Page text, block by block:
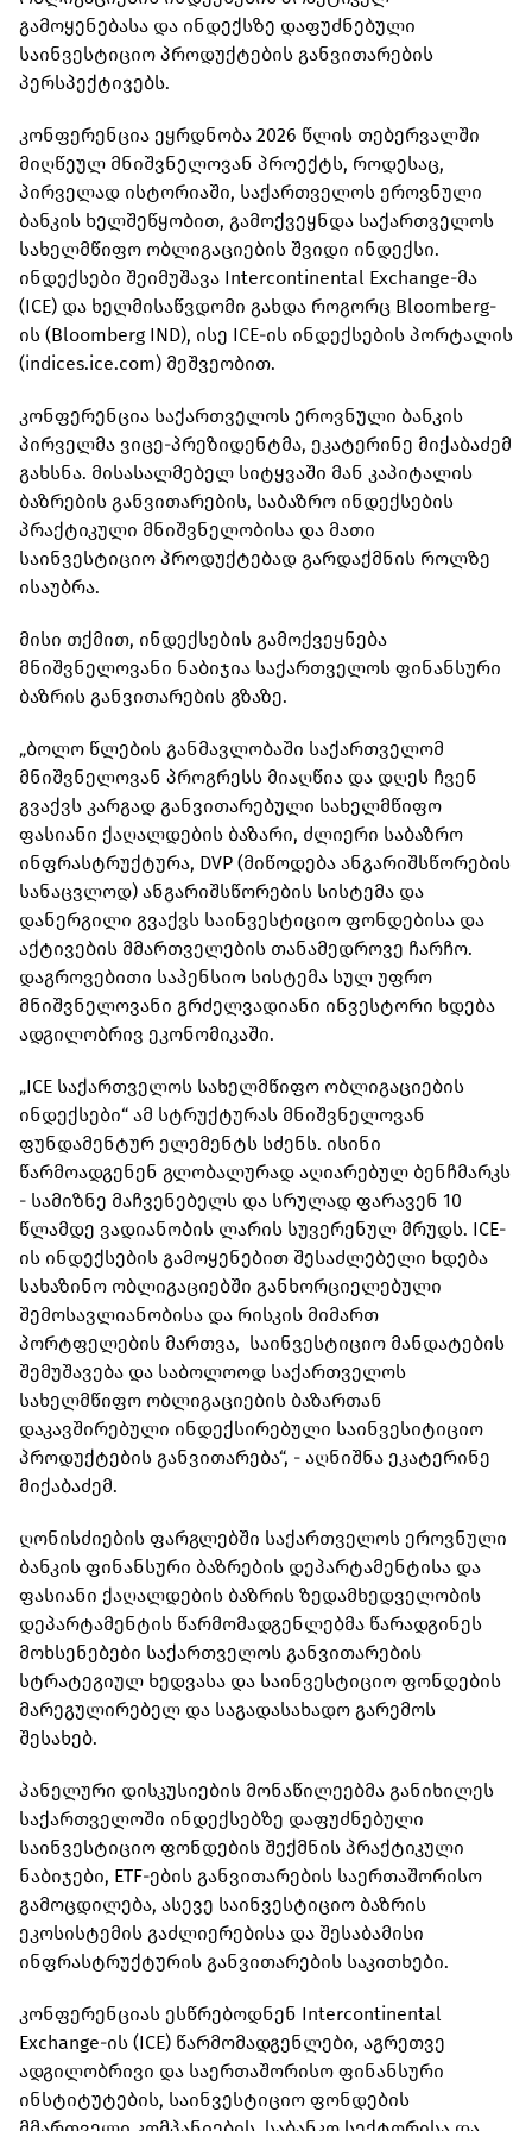
გამოყენებასა და ინდექსზე დაფუძნებული
საინვესტიციო პროდუქტების განვითარების
პერსპექტივებს.
კონფერენცია ეყრდნობა 2026 წლის თებერვალში
მიღწეულ მნიშვნელოვან პროექტს, როდესაც,
პირველად ისტორიაში, საქართველოს ეროვნული
ბანკის ხელშეწყობით, გამოქვეყნდა საქართველოს
სახელმწიფო ობლიგაციების შვიდი ინდექსი.
ინდექსები შეიმუშავა Intercontinental Exchange-მა
(ICE) და ხელმისაწვდომი გახდა როგორც Bloomberg-
ის (Bloomberg IND), ისე ICE-ის ინდექსების პორტალის
(indices.ice.com) მეშვეობით.
კონფერენცია საქართველოს ეროვნული ბანკის
პირველმა ვიცე-პრეზიდენტმა, ეკატერინე მიქაბაძემ
გახსნა. მისასალმებელ სიტყვაში მან კაპიტალის
ბაზრების განვითარების, საბაზრო ინდექსების
პრაქტიკული მნიშვნელობისა და მათი
საინვესტიციო პროდუქტებად გარდაქმნის როლზე
ისაუბრა.
მისი თქმით, ინდექსების გამოქვეყნება
მნიშვნელოვანი ნაბიჯია საქართველოს ფინანსური
ბაზრის განვითარების გზაზე.
„ბოლო წლების განმავლობაში საქართველომ
მნიშვნელოვან პროგრესს მიაღწია და დღეს ჩვენ
გვაქვს კარგად განვითარებული სახელმწიფო
ფასიანი ქაღალდების ბაზარი, ძლიერი საბაზრო
ინფრასტრუქტურა, DVP (მიწოდება ანგარიშსწორების
სანაცვლოდ) ანგარიშსწორების სისტემა და
დანერგილი გვაქვს საინვესტიციო ფონდებისა და
აქტივების მმართველების თანამედროვე ჩარჩო.
დაგროვებითი საპენსიო სისტემა სულ უფრო
მნიშვნელოვანი გრძელვადიანი ინვესტორი ხდება
ადგილობრივ ეკონომიკაში.
„ICE საქართველოს სახელმწიფო ობლიგაციების
ინდექსები“ ამ სტრუქტურას მნიშვნელოვან
ფუნდამენტურ ელემენტს სძენს. ისინი
წარმოადგენენ გლობალურად აღიარებულ ბენჩმარკს
- სამიზნე მაჩვენებელს და სრულად ფარავენ 10
წლამდე ვადიანობის ლარის სუვერენულ მრუდს. ICE-
ის ინდექსების გამოყენებით შესაძლებელი ხდება
სახაზინო ობლიგაციებში განხორციელებული
შემოსავლიანობისა და რისკის მიმართ
პორტფელების მართვა, საინვესტიციო მანდატების
შემუშავება და საბოლოოდ საქართველოს
სახელმწიფო ობლიგაციების ბაზართან
დაკავშირებული ინდექსირებული საინვესიტიციო
პროდუქტების განვითარება“, - აღნიშნა ეკატერინე
მიქაბაძემ.
ღონისძიების ფარგლებში საქართველოს ეროვნული
ბანკის ფინანსური ბაზრების დეპარტამენტისა და
ფასიანი ქაღალდების ბაზრის ზედამხედველობის
დეპარტამენტის წარმომადგენლებმა წარადგინეს
მოხსენებები საქართველოს განვითარების
სტრატეგიულ ხედვასა და საინვესტიციო ფონდების
მარეგულირებელ და საგადასახადო გარემოს
შესახებ.
პანელური დისკუსიების მონაწილეებმა განიხილეს
საქართველოში ინდექსებზე დაფუძნებული
საინვესტიციო ფონდების შექმნის პრაქტიკული
ნაბიჯები, ETF-ების განვითარების საერთაშორისო
გამოცდილება, ასევე საინვესტიციო ბაზრის
ეკოსისტემის გაძლიერებისა და შესაბამისი
ინფრასტრუქტურის განვითარების საკითხები.
კონფერენციას ესწრებოდნენ Intercontinental
Exchange-ის (ICE) წარმომადგენლები, აგრეთვე
ადგილობრივი და საერთაშორისო ფინანსური
ინსტიტუტების, საინვესტიციო ფონდების